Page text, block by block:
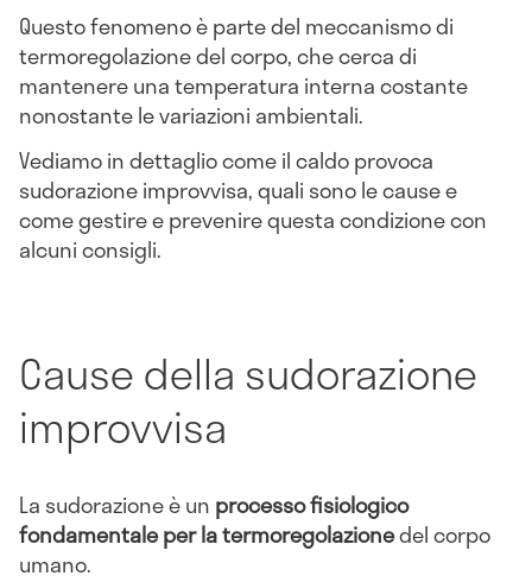
Questo fenomeno è parte del meccanismo di
termoregolazione del corpo, che cerca di
mantenere una temperatura interna costante
nonostante le variazioni ambientali.
Vediamo in dettaglio come il caldo provoca
sudorazione improvvisa, quali sono le cause e
come gestire e prevenire questa condizione con
alcuni consigli.
Cause della sudorazione
improvvisa
La sudorazione è un processo fisiologico
fondamentale per la termoregolazionedel corpo
umano.